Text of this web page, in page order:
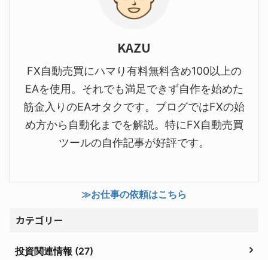
KAZU
FX自動売買にハマり有料無料含め100以上の
EAを使用。それでも満足できず自作を始めた
筋金入りのEAオタクです。ブログではFXの始
め方から自動化までを解説。特にFX自動売買
ツールの自作記事が好評です。
≫お仕事の依頼はこちら
カテゴリー
投資関連情報 (27)